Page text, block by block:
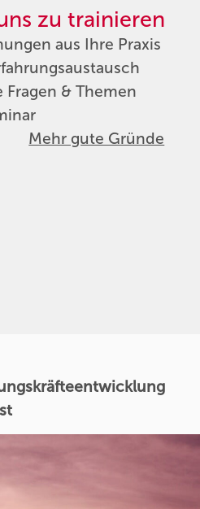
zu trainieren
aus Ihre Praxis
& Themen
Mehr gute Gründe